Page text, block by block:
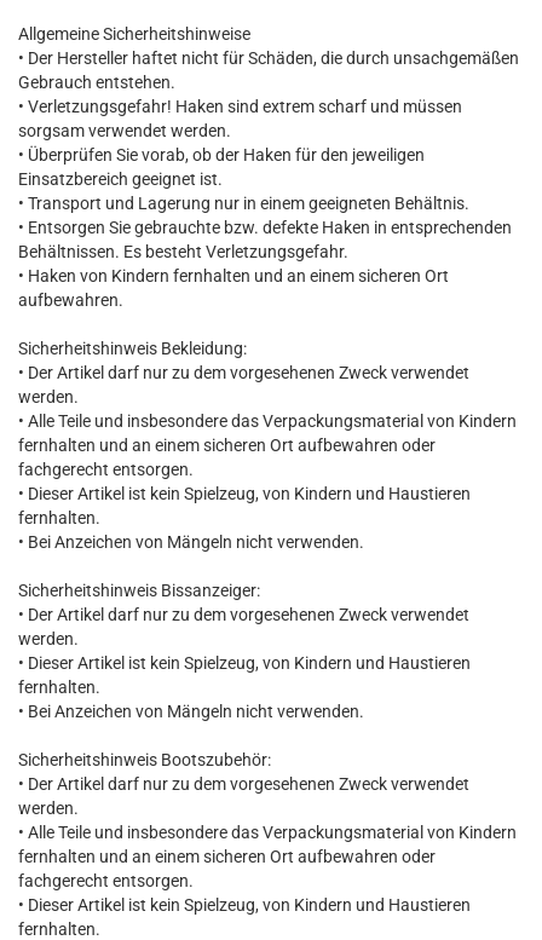
Allgemeine Sicherheitshinweise
• Der Hersteller haftet nicht für Schäden, die durch unsachgemäßen
Gebrauch entstehen.
• Verletzungsgefahr! Haken sind extrem scharf und müssen
sorgsam verwendet werden.
• Überprüfen Sie vorab, ob der Haken für den jeweiligen
Einsatzbereich geeignet ist.
• Transport und Lagerung nur in einem geeigneten Behältnis.
• Entsorgen Sie gebrauchte bzw. defekte Haken in entsprechenden
Behältnissen. Es besteht Verletzungsgefahr.
• Haken von Kindern fernhalten und an einem sicheren Ort
aufbewahren.
Sicherheitshinweis Bekleidung:
• Der Artikel darf nur zu dem vorgesehenen Zweck verwendet
werden.
• Alle Teile und insbesondere das Verpackungsmaterial von Kindern
fernhalten und an einem sicheren Ort aufbewahren oder
fachgerecht entsorgen.
• Dieser Artikel ist kein Spielzeug, von Kindern und Haustieren
fernhalten.
• Bei Anzeichen von Mängeln nicht verwenden.
Sicherheitshinweis Bissanzeiger:
• Der Artikel darf nur zu dem vorgesehenen Zweck verwendet
werden.
• Dieser Artikel ist kein Spielzeug, von Kindern und Haustieren
fernhalten.
• Bei Anzeichen von Mängeln nicht verwenden.
Sicherheitshinweis Bootszubehör:
• Der Artikel darf nur zu dem vorgesehenen Zweck verwendet
werden.
• Alle Teile und insbesondere das Verpackungsmaterial von Kindern
fernhalten und an einem sicheren Ort aufbewahren oder
fachgerecht entsorgen.
• Dieser Artikel ist kein Spielzeug, von Kindern und Haustieren
fernhalten.